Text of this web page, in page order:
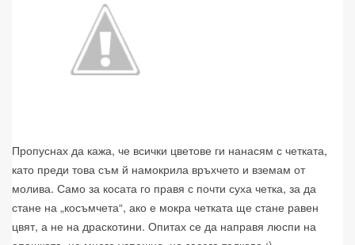
Пропуснах да кажа, че всички цветове ги нанасям с четката,
като преди това съм й намокрила връхчето и вземам от
молива. Само за косата го правя с почти суха четка, за да
стане на „косъмчета“, ако е мокра четката ще стане равен
цвят, а не на драскотини. Опитах се да направя люспи на